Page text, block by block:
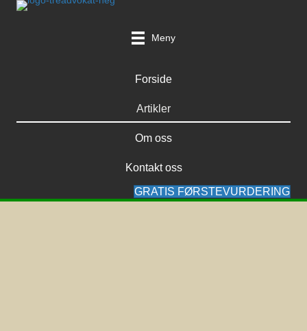
Meny
Forside
Artikler
Om oss
Kontakt oss
GRATIS FØRSTEVURDERING